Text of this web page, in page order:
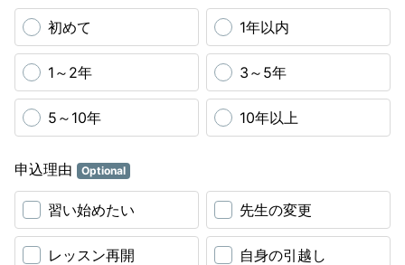
初めて 1年以内
1～2年 3～5年
5～10年 10年以上
申込理由 Optional
習い始めたい 先生の変更
レッスン再開 自身の引越し